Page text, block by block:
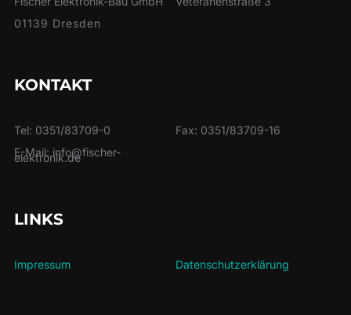
01139 Dresden
KONTAKT
Tel: 0351/83709-0
Fax: 0351/83709-16
E-Mail: info@fischer-
elektronik.de
LINKS
Impressum Datenschutzerklärung